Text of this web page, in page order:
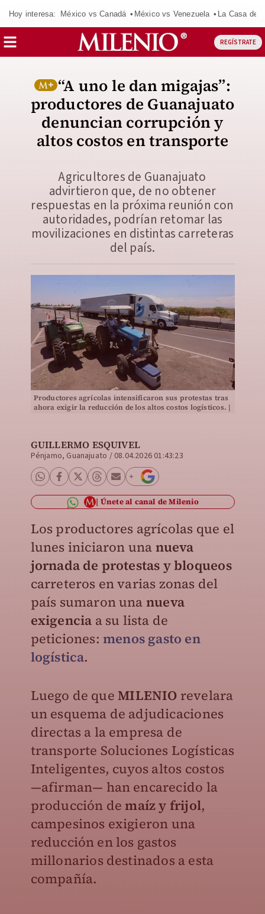
Hoy interesa: México vs Canadá México vs Venezuela La Casa de
REGÍSTRATE
“A uno le dan migajas”:
productores de Guanajuato
denuncian corrupción y
altos costos en transporte
Agricultores de Guanajuato
advirtieron que, de no obtener
respuestas en la próxima reunión con
autoridades, podrían retomar las
movilizaciones en distintas carreteras
del país.
Productores agrícolas intensificaron sus protestas tras
ahora exigir la reducción de los altos costos logísticos. |
GUILLERMO ESQUIVEL
Pénjamo, Guanajuato / 08.04.2026 01:43:23
Únete al canal de Milenio
Los productores agrícolas que el
lunes iniciaron una nueva
jornada de protestas y bloqueos
carreteros en varias zonas del
país sumaron una nueva
exigencia a su lista de
peticiones: menos gasto en
logística.
Luego de queMILENIO revelara
un esquema de adjudicaciones
directas a la empresa de
transporte Soluciones Logísticas
Inteligentes, cuyos altos costos
—afirman— han encarecido la
producción demaíz y frijol,
campesinos exigieron una
reducción en los gastos
millonarios destinados a esta
compañía.